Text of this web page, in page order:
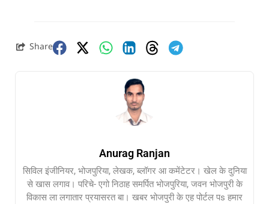
Share
Anurag Ranjan
सिविल इंजीनियर, भोजपुरिया, लेखक, ब्लॉगर आ कमेंटेटर। खेल के दुनिया
से खास लगाव। परिचे- एगो निठाह समर्पित भोजपुरिया, जवन भोजपुरी के
विकास ला लगातार प्रयासरत बा। खबर भोजपुरी के एह पोर्टल पs हमार